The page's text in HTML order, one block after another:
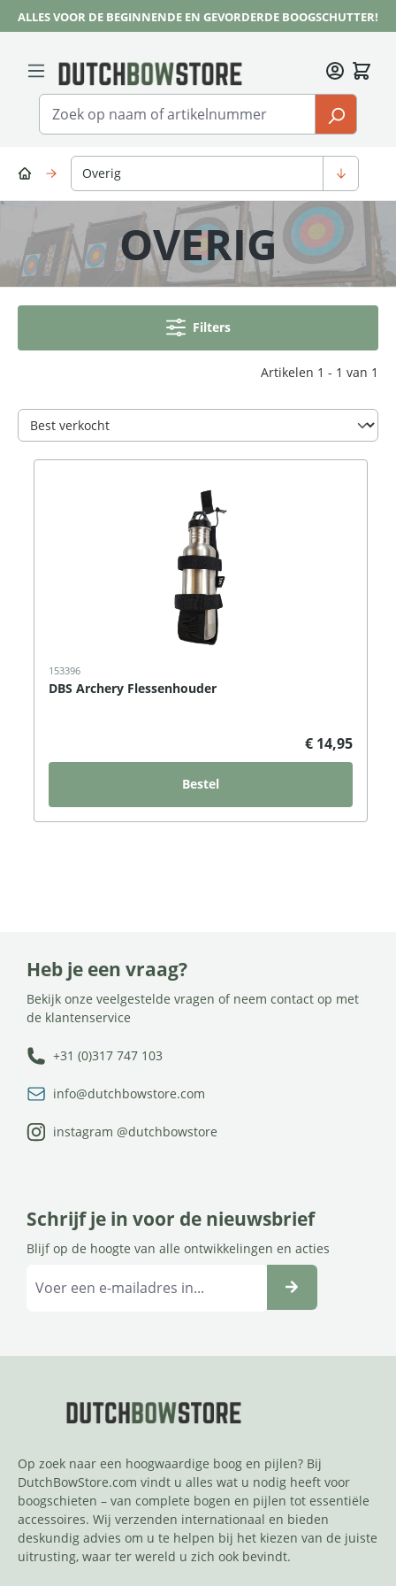
Ga naar de hoofdinhoud
ALLES VOOR DE BEGINNENDE EN GEVORDERDE BOOGSCHUTTER!
Overig
OVERIG
Filters
Artikelen 1 - 1 van 1
153396
DBS Archery Flessenhouder
€ 14,95
Bestel
Heb je een vraag?
Bekijk onze veelgestelde vragen of neem contact op met
de klantenservice
+31 (0)317 747 103
info@dutchbowstore.com
instagram @dutchbowstore
Schrijf je in voor de nieuwsbrief
Blijf op de hoogte van alle ontwikkelingen en acties
Op zoek naar een hoogwaardige boog en pijlen? Bij
DutchBowStore.com vindt u alles wat u nodig heeft voor
boogschieten – van complete bogen en pijlen tot essentiële
accessoires. Wij verzenden internationaal en bieden
deskundig advies om u te helpen bij het kiezen van de juiste
uitrusting, waar ter wereld u zich ook bevindt.